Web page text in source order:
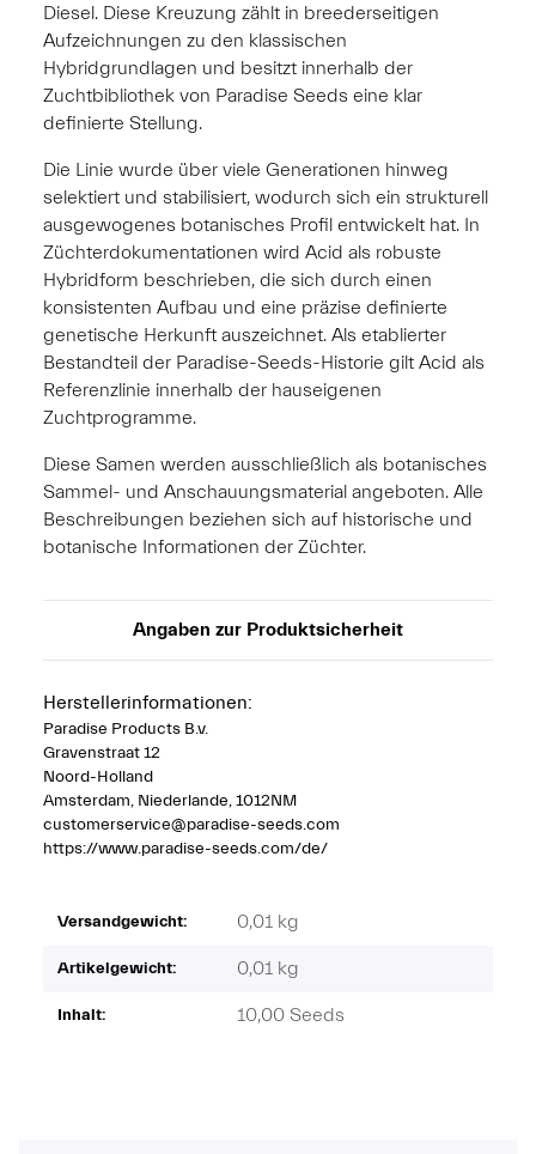
Diesel. Diese Kreuzung zählt in breederseitigen
Aufzeichnungen zu den klassischen
Hybridgrundlagen und besitzt innerhalb der
Zuchtbibliothek von Paradise Seeds eine klar
definierte Stellung.
Die Linie wurde über viele Generationen hinweg
selektiert und stabilisiert, wodurch sich ein strukturell
ausgewogenes botanisches Profil entwickelt hat. In
Züchterdokumentationen wird Acid als robuste
Hybridform beschrieben, die sich durch einen
konsistenten Aufbau und eine präzise definierte
genetische Herkunft auszeichnet. Als etablierter
Bestandteil der Paradise-Seeds-Historie gilt Acid als
Referenzlinie innerhalb der hauseigenen
Zuchtprogramme.
Diese Samen werden ausschließlich als botanisches
Sammel- und Anschauungsmaterial angeboten. Alle
Beschreibungen beziehen sich auf historische und
botanische Informationen der Züchter.
Angaben zur Produktsicherheit
Herstellerinformationen:
Paradise Products B.v.
Gravenstraat 12
Noord-Holland
Amsterdam, Niederlande, 1012NM
customerservice@paradise-seeds.com
https://www.paradise-seeds.com/de/
Versandgewicht: 0,01 kg
Artikelgewicht: 0,01 kg
Inhalt: 10,00 Seeds